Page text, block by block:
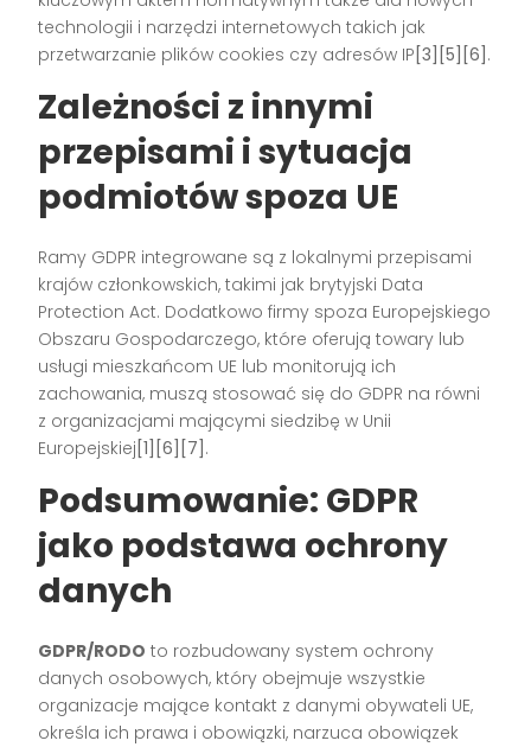
technologii i narzędzi internetowych takich jak
przetwarzanie plików cookies czy adresów IP [3][5][6] .
Zależności z innymi
przepisami i sytuacja
podmiotów spoza UE
Ramy GDPR integrowane są z lokalnymi przepisami
krajów członkowskich, takimi jak brytyjski Data
Protection Act. Dodatkowo firmy spoza Europejskiego
Obszaru Gospodarczego, które oferują towary lub
usługi mieszkańcom UE lub monitorują ich
zachowania, muszą stosować się do GDPR na równi
z organizacjami mającymi siedzibę w Unii
Europejskiej [1][6][7] .
Podsumowanie: GDPR
jako podstawa ochrony
danych
GDPR/RODO to rozbudowany system ochrony
danych osobowych, który obejmuje wszystkie
organizacje mające kontakt z danymi obywateli UE,
określa ich prawa i obowiązki, narzuca obowiązek